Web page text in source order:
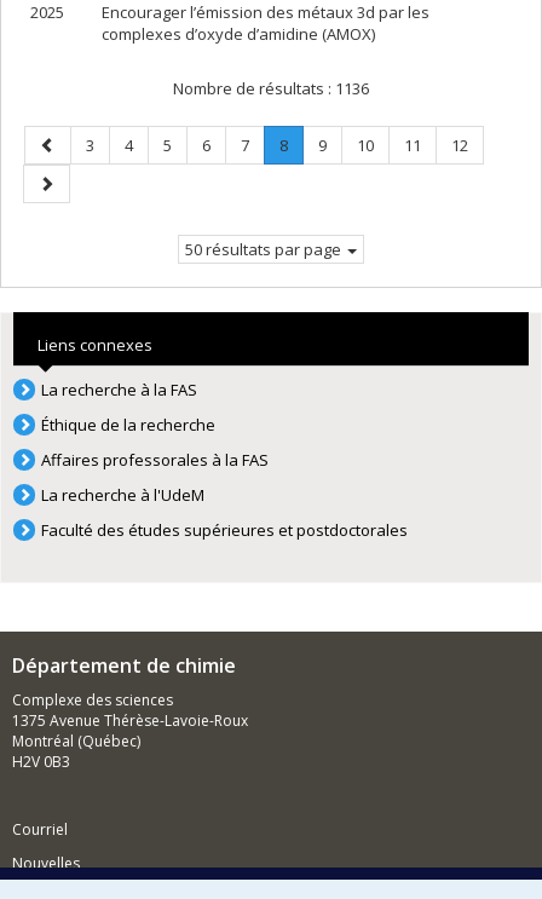
2025
Encourager l’émission des métaux 3d par les
complexes d’oxyde d’amidine (AMOX)
Nombre de résultats : 1136
Page
précédente
Page
3 Page
4 Page
5 Page
6 Page
7 Page
8.
Page
Page
9 Page
10 Page
11 Page
12
Page
suivante
50 résultats par page
Liens connexes
La recherche à la FAS
Éthique de la recherche
Affaires professorales à la FAS
La recherche à l'UdeM
Faculté des études supérieures et postdoctorales
Département de chimie
Complexe des sciences
1375 Avenue Thérèse-Lavoie-Roux
Montréal (Québec)
H2V 0B3
Courriel
Nouvelles